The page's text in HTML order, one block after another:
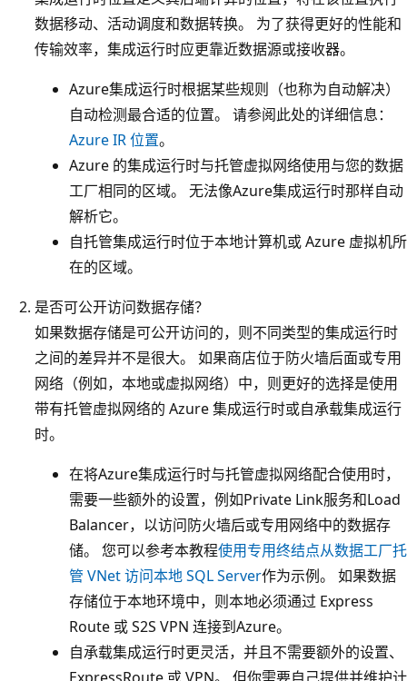
数据移动、活动调度和数据转换。 为了获得更好的性能和
传输效率，集成运行时应更靠近数据源或接收器。
Azure集成运行时根据某些规则（也称为自动解决）
自动检测最合适的位置。 请参阅此处的详细信息：
Azure IR 位置。
Azure 的集成运行时与托管虚拟网络使用与您的数据
工厂相同的区域。 无法像Azure集成运行时那样自动
解析它。
自托管集成运行时位于本地计算机或 Azure 虚拟机所
在的区域。
是否可公开访问数据存储？
如果数据存储是可公开访问的，则不同类型的集成运行时
之间的差异并不是很大。 如果商店位于防火墙后面或专用
网络（例如，本地或虚拟网络）中，则更好的选择是使用
带有托管虚拟网络的 Azure 集成运行时或自承载集成运行
时。
在将Azure集成运行时与托管虚拟网络配合使用时，
需要一些额外的设置，例如Private Link服务和Load
Balancer，以访问防火墙后或专用网络中的数据存
储。 您可以参考本教程使用专用终结点从数据工厂托
管 VNet 访问本地 SQL Server作为示例。 如果数据
存储位于本地环境中，则本地必须通过 Express
Route 或 S2S VPN 连接到Azure。
自承载集成运行时更灵活，并且不需要额外的设置、
ExpressRoute 或 VPN。 但你需要自己提供并维护计